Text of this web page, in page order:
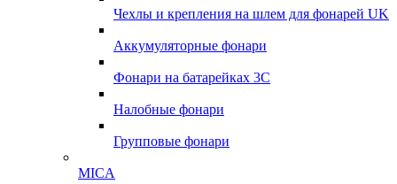
Чехлы и крепления на шлем для фонарей UK
Аккумуляторные фонари
Фонари на батарейках 3С
Налобные фонари
Групповые фонари
MICA